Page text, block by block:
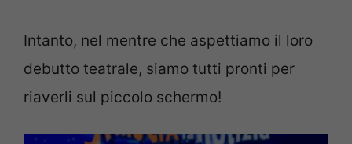
Intanto, nel mentre che aspettiamo il loro
debutto teatrale, siamo tutti pronti per
riaverli sul piccolo schermo!